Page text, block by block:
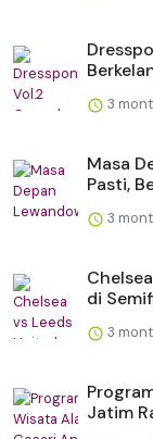
3
Masa
Pasti,
3
di
3
Jatim